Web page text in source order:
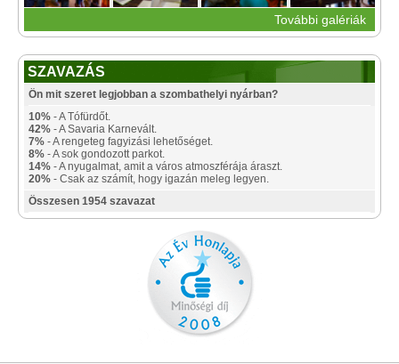
További galériák
SZAVAZÁS
Ön mit szeret legjobban a szombathelyi nyárban?
10% - A Tófürdőt.
42% - A Savaria Karnevált.
7% - A rengeteg fagyizási lehetőséget.
8% - A sok gondozott parkot.
14% - A nyugalmat, amit a város atmoszférája áraszt.
20% - Csak az számít, hogy igazán meleg legyen.
Összesen 1954 szavazat